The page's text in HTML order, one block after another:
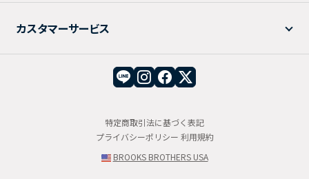
カスタマーサービス
特定商取引法に基づく表記
プライバシーポリシー 利用規約
BROOKS BROTHERS USA